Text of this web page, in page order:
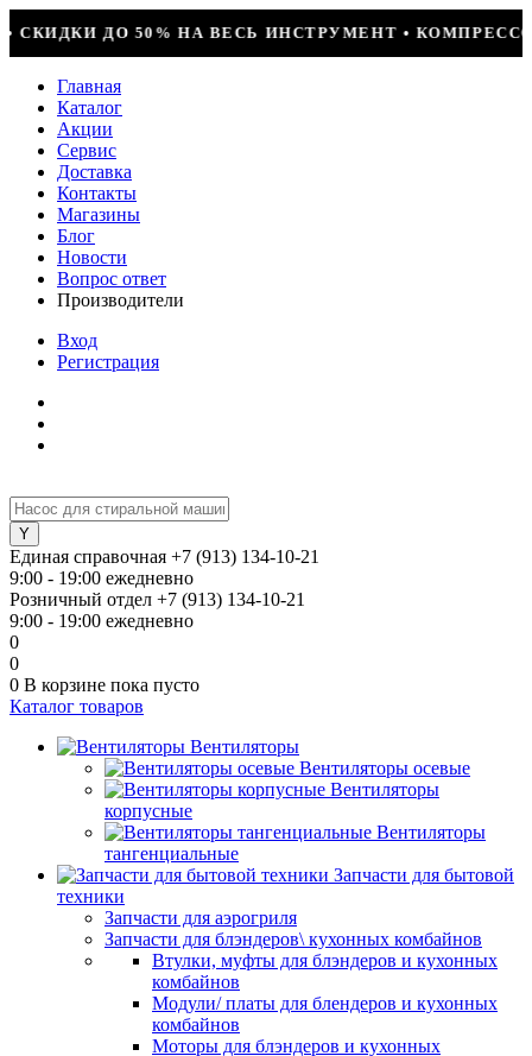
+ УСТАНОВКА = 29990Р • БОЛЬШОЕ ПОСТУПЛЕНИЕ
Главная
Каталог
Акции
Сервис
Доставка
Контакты
Магазины
Блог
Новости
Вопрос ответ
Производители
Вход
Регистрация
Единая справочная +7 (913) 134-10-21
9:00 - 19:00 ежедневно
Розничный отдел +7 (913) 134-10-21
9:00 - 19:00 ежедневно
0
0
0 В корзине пока пусто
Каталог товаров
Вентиляторы
Вентиляторы осевые
Вентиляторы
корпусные
Вентиляторы
тангенциальные
Запчасти для бытовой
техники
Запчасти для аэрогриля
Запчасти для блэндеров\ кухонных комбайнов
Втулки, муфты для блэндеров и кухонных
комбайнов
Модули/ платы для блендеров и кухонных
комбайнов
Моторы для блэндеров и кухонных